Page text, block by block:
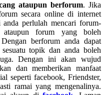
ataupun berforum. Jika
secara online di internet
perlulah mencari forum-
forum yang boleh
berforum anda dapat
topik dan anda boleh
Dengan ini akan wujud
dan memberikan manfaat
seperti facebook, Friendster,
ramai yang mengenalinya.